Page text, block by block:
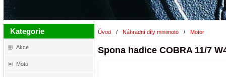
Kategorie
Akce
Moto
Úvod / Náhradní díly minimoto / Motor
Spona hadice COBRA 11/7